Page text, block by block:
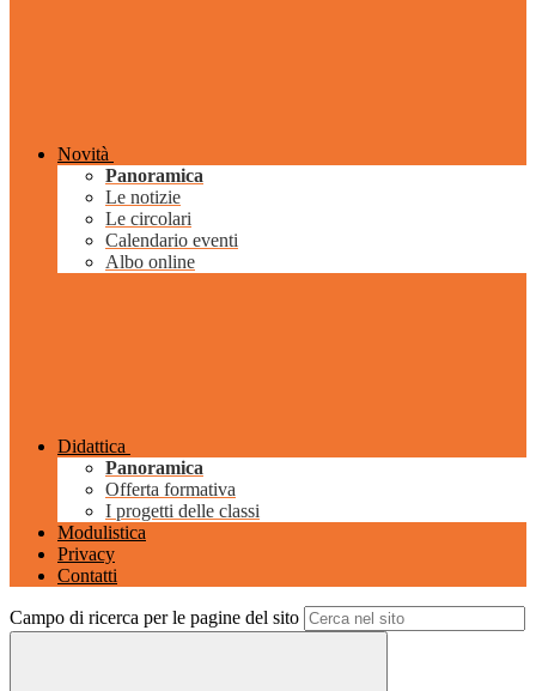
Novità
Panoramica
Le notizie
Le circolari
Calendario eventi
Albo online
Didattica
Panoramica
Offerta formativa
I progetti delle classi
Modulistica
Privacy
Contatti
Campo di ricerca per le pagine del sito